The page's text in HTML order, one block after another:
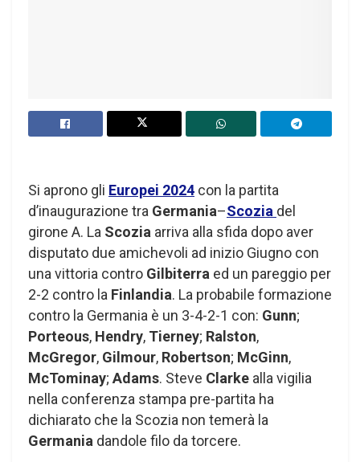
Si aprono gli Europei 2024 con la partita
d’inaugurazione tra Germania–Scozia del
girone A. La Scozia arriva alla sfida dopo aver
disputato due amichevoli ad inizio Giugno con
una vittoria contro Gilbiterra ed un pareggio per
2-2 contro la Finlandia. La probabile formazione
contro la Germania è un 3-4-2-1 con: Gunn;
Porteous, Hendry, Tierney; Ralston,
McGregor, Gilmour, Robertson; McGinn,
McTominay; Adams. Steve Clarke alla vigilia
nella conferenza stampa pre-partita ha
dichiarato che la Scozia non temerà la
Germania dandole filo da torcere.